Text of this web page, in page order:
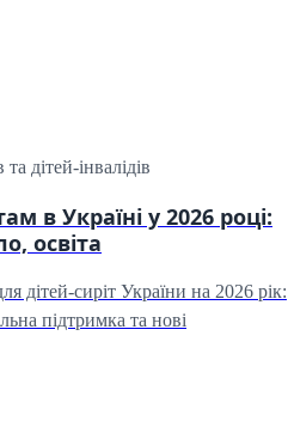
дітей-інвалідів
в Україні у 2026 році:
освіта
дітей-сиріт України на 2026 рік:
підтримка та нові